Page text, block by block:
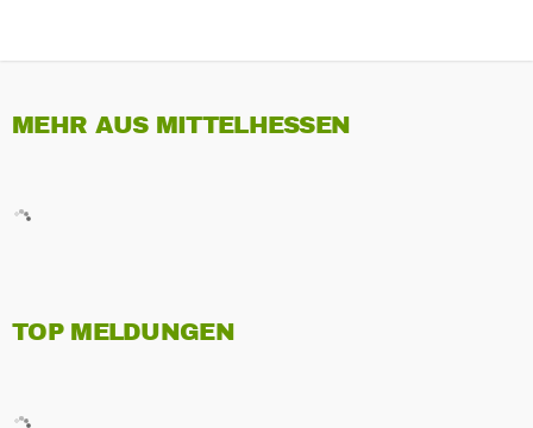
MEHR AUS MITTELHESSEN
TOP MELDUNGEN